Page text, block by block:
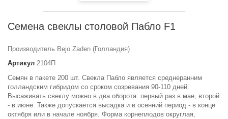
Семена свеклы столовой Пабло F1
Производитель Bejo Zaden (Голландия)
Артикул 2104П
Семян в пакете 200 шт. Свекла Пабло является среднеранним
голландским гибридом со сроком созревания 90-110 дней.
Высаживать свеклу можно в два оборота: первый раз в мае, второй
- в июне. Также допускается высадка и в осенний период - в конце
октября или в начале ноября. Форма корнеплодов округлая,